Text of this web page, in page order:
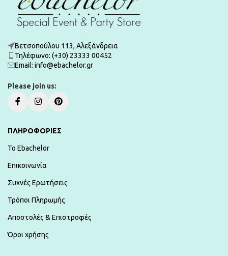
Βετσοπούλου 113, Αλεξάνδρεια
Τηλέφωνο: (+30) 23333 00452
Εmail: info@ebachelor.gr
Please join us:
ΠΛΗΡΟΦΟΡΙΕΣ
To Ebachelor
Επικοινωνία
Συχνές Ερωτήσεις
Τρόποι Πληρωμής
Αποστολές & Επιστροφές
Όροι χρήσης